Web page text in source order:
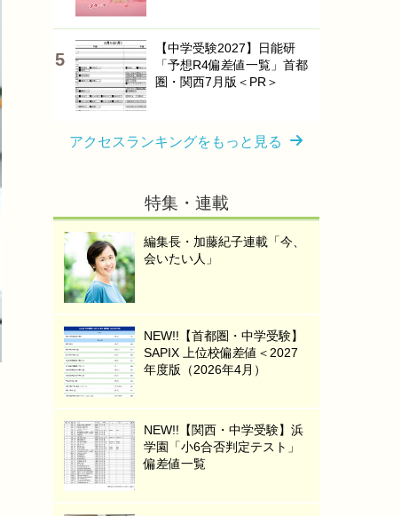
【中学受験2027】日能研
「予想R4偏差値一覧」首都
圏・関西7月版＜PR＞
アクセスランキングをもっと見る
特集・連載
編集長・加藤紀子連載「今、
会いたい人」
NEW!!【首都圏・中学受験】
SAPIX 上位校偏差値＜2027
年度版（2026年4月）
NEW!!【関西・中学受験】浜
学園「小6合否判定テスト」
偏差値一覧